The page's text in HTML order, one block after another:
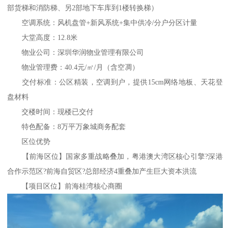
部货梯和消防梯、另2部地下车库到1楼转换梯）
空调系统：风机盘管+新风系统+集中供冷/分户分区计量
大堂高度：12.8米
物业公司：深圳华润物业管理有限公司
物业管理费：40.4元/㎡/月（含空凋）
交付标准：公区精装，空调到户，提供15cm网络地板、天花登
盘材料
交楼时间：现楼已交付
特色配备：8万平万象城商务配套
区位优势
【前海区位】国家多重战略叠加，粤港澳大湾区核心引擎?深港
合作示范区?前海自贸区?总部经济4重叠加产生巨大资本洪流
【项目区位】前海桂湾核心商圈